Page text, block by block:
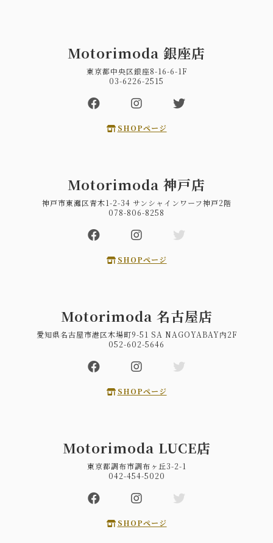
Motorimoda 銀座店
東京都中央区銀座8-16-6-1F
03-6226-2515
SHOPページ
Motorimoda 神戸店
神戸市東灘区青木1-2-34 サンシャインワーフ神戸2階
078-806-8258
SHOPページ
Motorimoda 名古屋店
愛知県名古屋市港区木場町9-51 SA NAGOYABAY内2F
052-602-5646
SHOPページ
Motorimoda LUCE店
東京都調布市調布ヶ丘3-2-1
042-454-5020
SHOPページ